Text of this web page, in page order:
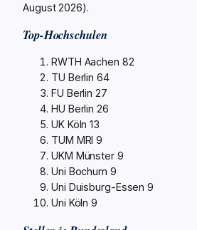
August 2026).
Top-Hochschulen
RWTH Aachen 82
TU Berlin 64
FU Berlin 27
HU Berlin 26
UK Köln 13
TUM MRI 9
UKM Münster 9
Uni Bochum 9
Uni Duisburg-Essen 9
Uni Köln 9